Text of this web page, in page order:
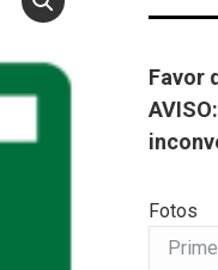
Favor
Fotos